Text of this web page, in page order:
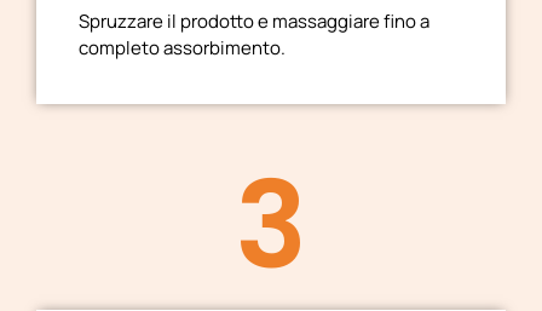
Spruzzare il prodotto e massaggiare fino a
completo assorbimento.
3